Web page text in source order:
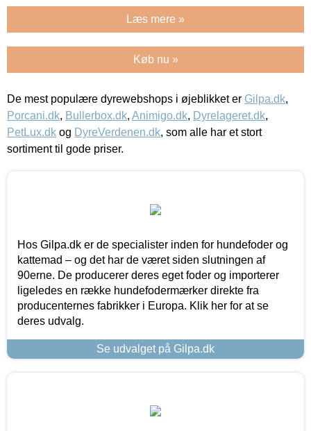
Læs mere »
Køb nu »
De mest populære dyrewebshops i øjeblikket er Gilpa.dk,
Porcani.dk, Bullerbox.dk, Animigo.dk, Dyrelageret.dk,
PetLux.dk og DyreVerdenen.dk, som alle har et stort
sortiment til gode priser.
Hos Gilpa.dk er de specialister inden for hundefoder og
kattemad – og det har de været siden slutningen af
90erne. De producerer deres eget foder og importerer
ligeledes en række hundefodermærker direkte fra
producenternes fabrikker i Europa. Klik her for at se
deres udvalg.
Se udvalget på Gilpa.dk